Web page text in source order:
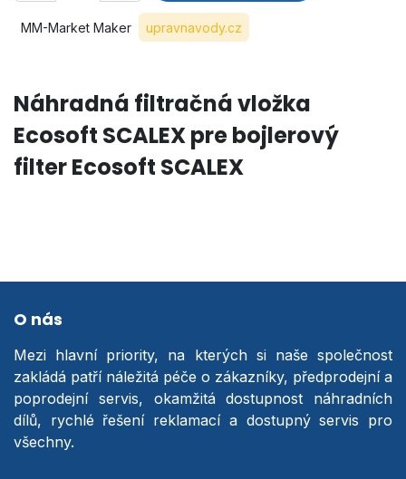
MM-Market Maker upravnavody.cz
Náhradná filtračná vložka
Ecosoft SCALEX pre bojlerový
filter Ecosoft SCALEX
O nás
Mezi hlavní priority, na kterých si naše společnost
zakládá patří náležitá péče o zákazníky, předprodejní a
poprodejní servis, okamžitá dostupnost náhradních
dílů, rychlé řešení reklamací a dostupný servis pro
všechny.